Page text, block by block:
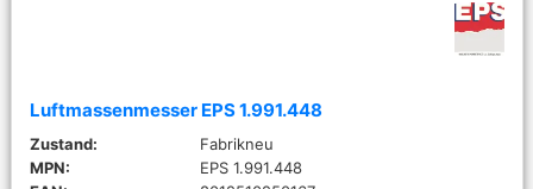
Luftmassenmesser EPS 1.991.448
Zustand:
Fabrikneu
MPN:
EPS 1.991.448